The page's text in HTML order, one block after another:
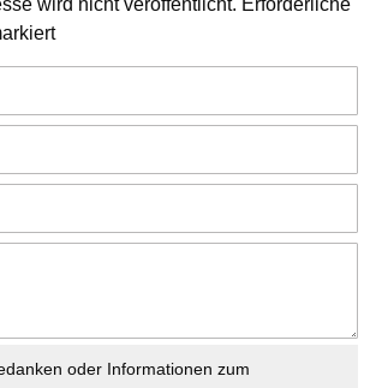
wird nicht veröffentlicht. Erforderliche
oder Informationen zum